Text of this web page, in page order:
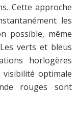
Cette approche
les
possible, même
verts et bleus
horlogères
optimale
rouges sont